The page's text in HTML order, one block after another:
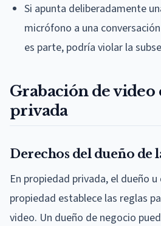
Si apunta deliberadamente
micrófono a una
es parte, podría violar la
Grabación de
privada
Derechos del dueño de
En propiedad privada, el dueño
propiedad establece las reglas
video. Un dueño de negocio